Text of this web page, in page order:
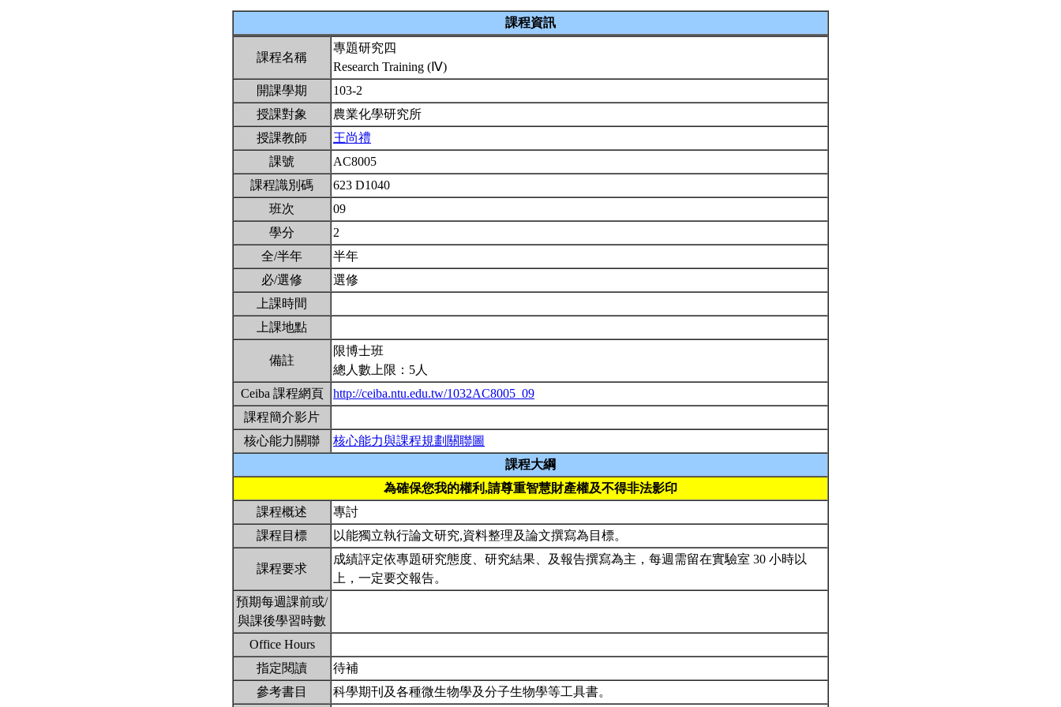
課程資訊
課程名稱
專題研究四
Research Training (Ⅳ)
開課學期
103-2
授課對象
農業化學研究所
授課教師
王尚禮
課號
AC8005
課程識別碼
623 D1040
班次
09
學分
2
全/半年
半年
必/選修
選修
上課時間
上課地點
備註
限博士班
總人數上限：5人
Ceiba 課程網頁
http://ceiba.ntu.edu.tw/1032AC8005_09
課程簡介影片
核心能力關聯
核心能力與課程規劃關聯圖
課程大綱
為確保您我的權利,請尊重智慧財產權及不得非法影印
課程概述
專討
課程目標
以能獨立執行論文研究,資料整理及論文撰寫為目標。
課程要求
成績評定依專題研究態度、研究結果、及報告撰寫為主，每週需留在實驗室 30 小時以
上，一定要交報告。
預期每週課前或/
與課後學習時數
Office Hours
指定閱讀
待補
參考書目
科學期刊及各種微生物學及分子生物學等工具書。